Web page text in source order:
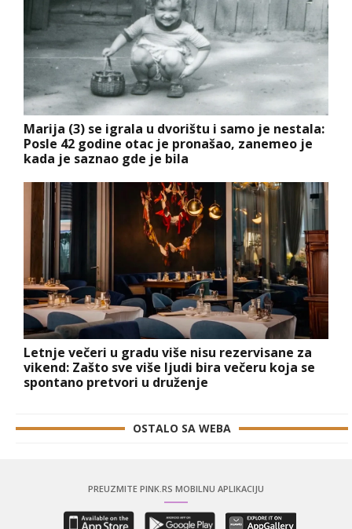
Marija (3) se igrala u dvorištu i samo je nestala:
Posle 42 godine otac je pronašao, zanemeo je
kada je saznao gde je bila
Letnje večeri u gradu više nisu rezervisane za
vikend: Zašto sve više ljudi bira večeru koja se
spontano pretvori u druženje
OSTALO SA WEBA
PREUZMITE PINK.RS MOBILNU APLIKACIJU